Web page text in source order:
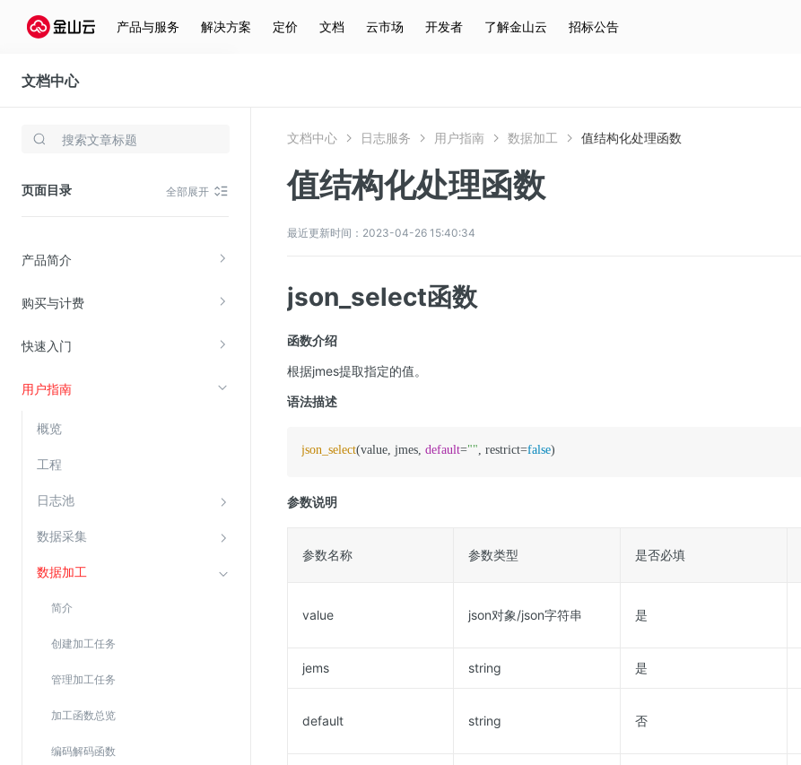
产品与服务 解决方案 定价 文档 云市场 开发者 了解金山云 招标公告
文档中心
日志服务
页面目录 全部展开
产品简介
购买与计费
快速入门
用户指南
概览
工程
日志池
数据采集
数据加工
简介
创建加工任务
管理加工任务
加工函数总览
编码解码函数
存储与云分发
云硬盘(EBS)
在线迁移服务
视频云服务
云直播(KLS)
云安全
金山云云防火墙
云堡垒机
高防IP(KAD)
文档中心 日志服务 用户指南 数据加工 值结构化处理函数
值结构化处理函数
最近更新时间：2023-04-26 15:40:34
json_select函数
函数介绍
根据jmes提取指定的值。
语法描述
json_select(value, jmes, default="", restrict=false
参数说明
参数名称 参数类型 是否必填
value json对象/json字符串 是
jems string 是
default string 否